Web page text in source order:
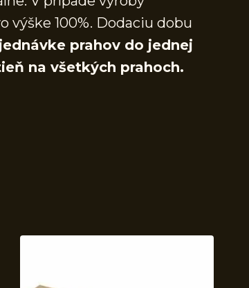
výške 100%. Dodaciu dobu
prahov do jednej
na všetkých prahoch.